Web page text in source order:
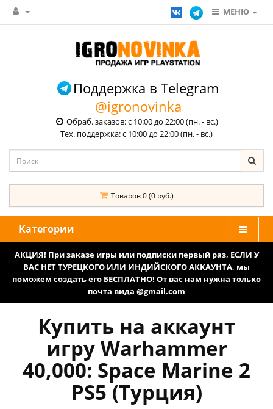
МЕНЮ
Поддержка в Telegram
@igronovinka
Обраб. заказов: с 10:00 до 22:00 (пн. - вс.)
Тех. поддержка: с 10:00 до 22:00 (пн. - вс.)
Товаров 0 (0 руб.)
Категории
АКЦИЯ! При заказе игры или подписки первый раз, ЕСЛИ У
ВАС НЕТ ТУРЕЦКОГО ИЛИ ИНДИЙСКОГО АККАУНТА, мы
поможем создать его БЕСПЛАТНО! От вас нам нужна только
почта вида @gmail.com
Купить на аккаунт
игру Warhammer
40,000: Space Marine 2
PS5 (Турция)